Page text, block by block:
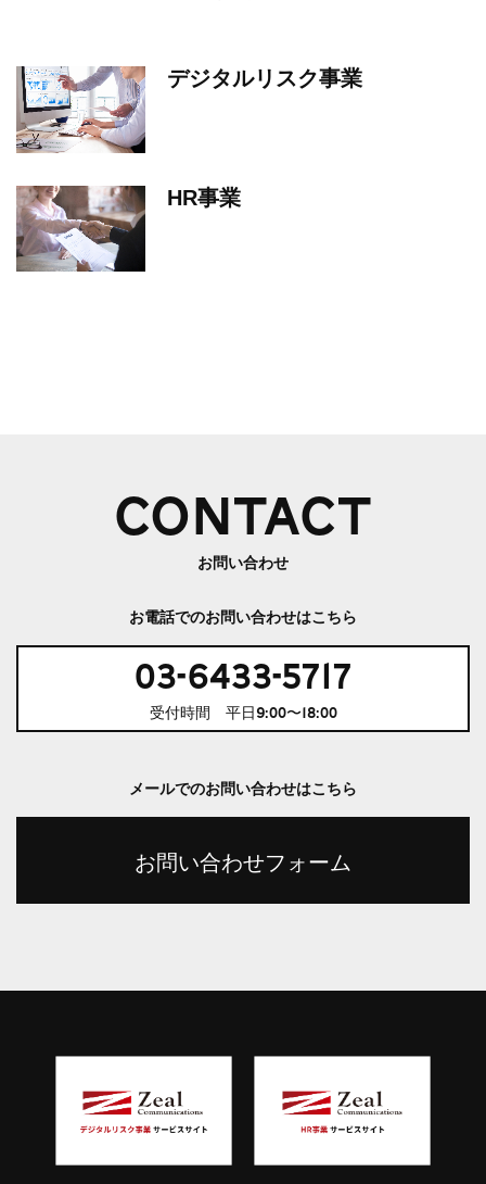
デジタルリスク事業
HR事業
CONTACT
お問い合わせ
お電話でのお問い合わせはこちら
03-6433-5717
受付時間 平日9:00〜18:00
メールでのお問い合わせはこちら
お問い合わせフォーム